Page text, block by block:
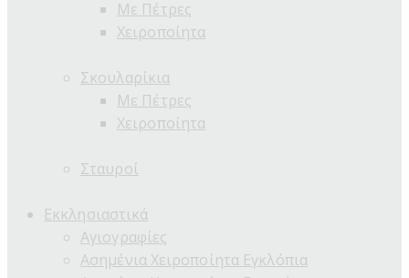
Με Πέτρες
Χειροποίητα
Σκουλαρίκια
Με Πέτρες
Χειροποίητα
Σταυροί
Εκκλησιαστικά
Αγιογραφίες
Ασημένια Χειροποίητα Εγκλόπια